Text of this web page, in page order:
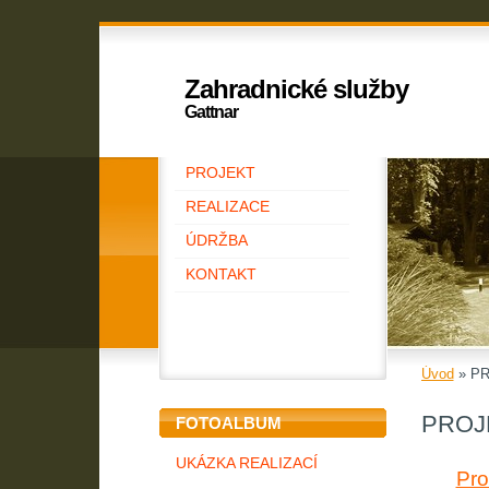
Zahradnické služby
Gattnar
PROJEKT
REALIZACE
ÚDRŽBA
KONTAKT
FOTOALBUM
UKÁZKA REALIZACÍ
Úvod »